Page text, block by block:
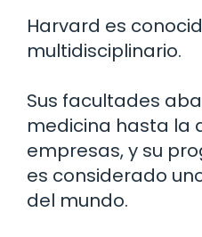
Harvard es
multidisciplinario.
Sus facultades
medicina hasta la
empresas, y su
es considerado
del mundo.